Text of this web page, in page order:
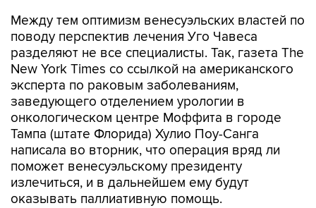
Между тем оптимизм венесуэльских властей по
поводу перспектив лечения Уго Чавеса
разделяют не все специалисты. Так, газета The
New York Times со ссылкой на американского
эксперта по раковым заболеваниям,
заведующего отделением урологии в
онкологическом центре Моффита в городе
Тампа (штате Флорида) Хулио Поу-Санга
написала во вторник, что операция вряд ли
поможет венесуэльскому президенту
излечиться, и в дальнейшем ему будут
оказывать паллиативную помощь.